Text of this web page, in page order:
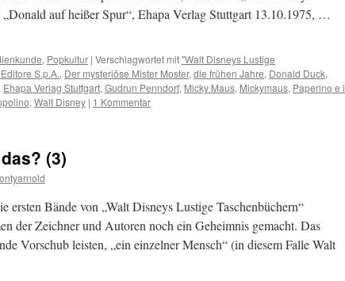
auf heißer Spur“, Ehapa Verlag Stuttgart 13.10.1975, …
, Popkultur | Verschlagwortet mit"Walt Disneys Lustige
S.p.A., Der mysteriöse Mister Moster, die frühen Jahre, Donald Duck,
Ehapa Verlag Stuttgart, Gudrun Penndorf, Micky Maus, Mickymaus, Paperino e i
, Walt Disney | 1 Kommentar
(3)
ersten Bände von „Walt Disneys Lustige Taschenbüchern“
der Zeichner und Autoren noch ein Geheimnis gemacht. Das
Vorschub leisten, „ein einzelner Mensch“ (in diesem Falle Walt